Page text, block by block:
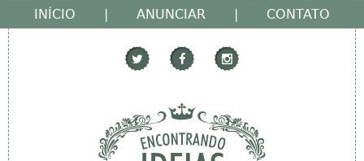
INÍCIO | ANUNCIAR | CONTATO